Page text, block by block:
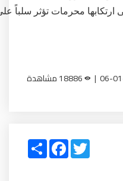
محرمات تؤثر سلباً على
18886 مشاهدة
Share
FacebookTwitter